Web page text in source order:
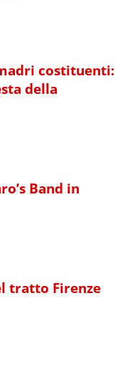
costituenti:
della
Band in
tratto Firenze